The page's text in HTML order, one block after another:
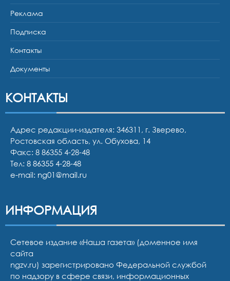
Реклама
Подписка
Контакты
Документы
КОНТАКТЫ
Адрес редакции-издателя: 346311, г. Зверево,
Ростовская область, ул. Обухова, 14
Факс: 8 86355 4-28-48
Тел: 8 86355 4-28-48
e-mail: ng01@mail.ru
ИНФОРМАЦИЯ
Сетевое издание «Наша газета» (доменное имя
сайта
ngzv.ru) зарегистрировано Федеральной службой
по надзору в сфере связи, информационных